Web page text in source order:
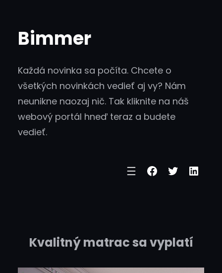
content
Bimmer
Každá novinka sa počíta. Chcete o
všetkých novinkách vedieť aj vy? Nám
neunikne naozaj nič. Tak kliknite na náš
webový portál hneď teraz a budete
vedieť.
Facebook
Twitter
Kvalitný matrac sa vyplatí